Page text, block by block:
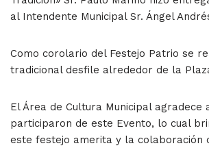
al Intendente Municipal Sr. Ángel
Como corolario del Festejo Patrio se
tradicional desfile alrededor de la
El Área de Cultura Municipal agradece
participaron de este Evento, lo cual
este festejo amerita y la colaboración